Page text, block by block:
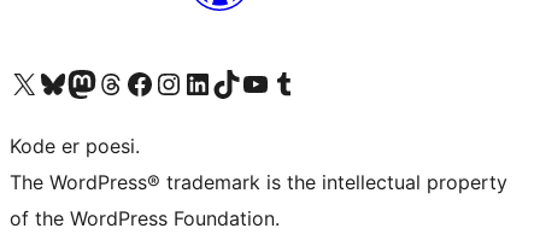
Visit our X (formerly Twitter) account
Visit our Bluesky account
Visit our Mastodon account
Visit our Threads account
Visit our Facebook page
Visit our Instagram account
Visit our LinkedIn account
Visit our TikTok account
Visit our YouTube channel
Visit our Tumblr account
Kode er poesi.
The WordPress® trademark is the intellectual property
of the WordPress Foundation.